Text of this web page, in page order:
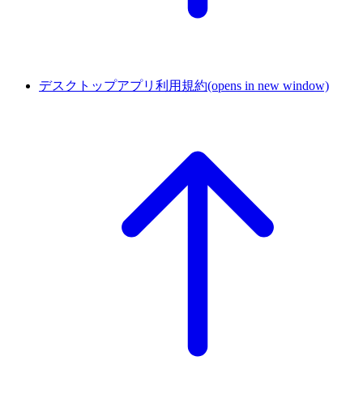
デスクトップアプリ利用規約(opens in new window)